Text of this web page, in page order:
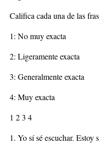
Califica cada una de las
1: No muy exacta
2: Ligeramente exacta
3: Generalmente exacta
4: Muy exacta
1 2 3 4
1. Yo sí sé escuchar. Estoy